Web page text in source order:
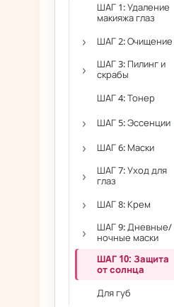
ШАГ 1: Удаление
макияжа глаз
› ШАГ 2: Очищение
›
ШАГ 3: Пилинг и
скрабы
ШАГ 4: Тонер
› ШАГ 5: Эссенции
› ШАГ 6: Маски
›
ШАГ 7: Уход для
глаз
› ШАГ 8: Крем
›
ШАГ 9: Дневные/
ночные маски
ШАГ 10: Защита
от солнца
Для губ